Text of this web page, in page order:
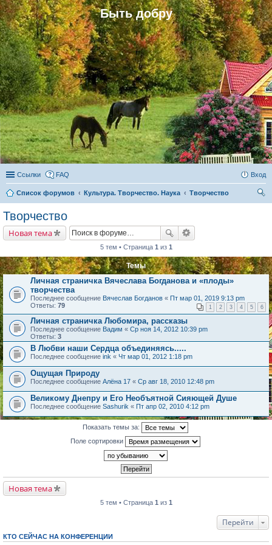
Быть добру
Ссылки FAQ Вход
Список форумов Культура. Творчество. Наука
Творчество
Творчество
Новая тема
5 тем • Страница 1 из 1
Темы
Личная страничка Вячеслава Богданова и «плоды»
творчества
Последнее сообщение Вячеслав Богданов « Пт мар 01, 2019 9:13 pm
Ответы: 79 1 2 3 4 5 6
Личная страничка Любомира, рассказы
Последнее сообщение Вадим « Ср ноя 14, 2012 10:39 pm
Ответы: 3
В Любви наши Сердца объединяясь.....
Последнее сообщение ink « Чт мар 01, 2012 1:18 pm
Ощущая Природу
Последнее сообщение Алёна 17 « Ср авг 18, 2010 12:48 pm
Великому Днепру и Его Необъятной Сияющей Душе
Последнее сообщение Sashurik « Пт апр 02, 2010 4:12 pm
Показать темы за:
Поле сортировки
Новая тема
5 тем • Страница 1 из 1
Перейти
КТО СЕЙЧАС НА КОНФЕРЕНЦИИ